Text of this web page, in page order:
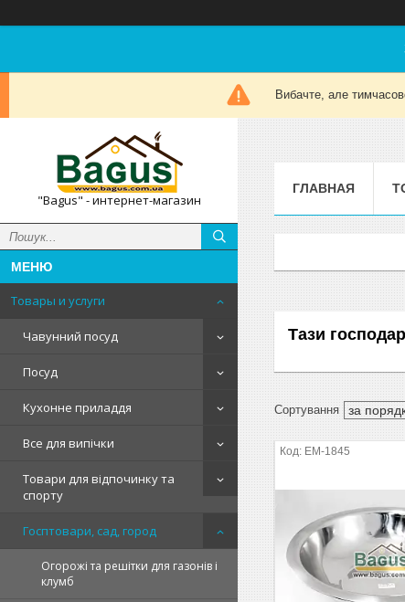
Вибачте, але
"Bagus" - интернет-магазин
Товары и услуги
Чавунний посуд
Посуд
Кухонне приладдя
Все для випічки
Товари для відпочинку та
спорту
Госптовари, сад, город
Огорожі та решітки для газонів і
клумб
ГЛАВНАЯ
Тази
EM-1845